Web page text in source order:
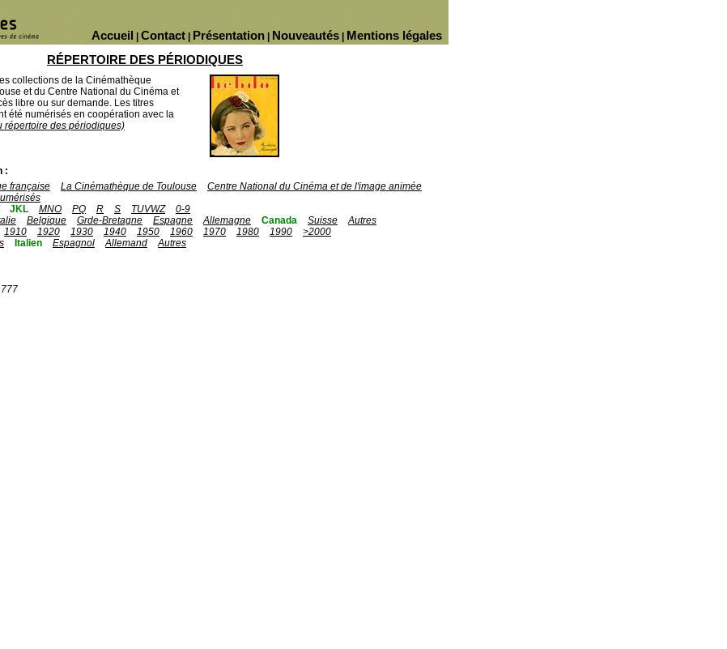
Mentions légales
Nouveautés
Présentation
Contact
Accueil
RÉPERTOIRE DES PÉRIODIQUES
collections de la Cinémathèque
et du Centre National du Cinéma et
libre ou sur demande. Les titres
été numérisés en coopération avec la
répertoire des périodiques)
:
française La Cinémathèque de Toulouse
Centre National du Cinéma et de l'image animée
JKL MNO PQ R S TUVWZ
0-9
Belgique Grde-Bretagne Espagne Allemagne Canada Suisse
Autres
1910 1920 1930 1940 1950 1960 1970 1980 1990
>2000
Italien Espagnol Allemand
Autres